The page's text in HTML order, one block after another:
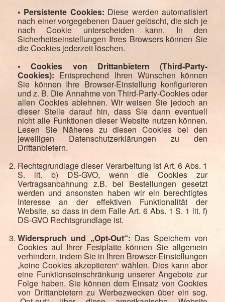
• Persistente Cookies: Diese werden automatisiert
nach einer vorgegebenen Dauer gelöscht, die sich je
nach Cookie unterscheiden kann. In den
Sicherheitseinstellungen Ihres Browsers können Sie
die Cookies jederzeit löschen.
• Cookies von Drittanbietern (Third-Party-
Cookies): Entsprechend Ihren Wünschen können
Sie können Ihre Browser-Einstellung konfigurieren
und z. B. Die Annahme von Third-Party-Cookies oder
allen Cookies ablehnen. Wir weisen Sie jedoch an
dieser Stelle darauf hin, dass Sie dann eventuell
nicht alle Funktionen dieser Website nutzen können.
Lesen Sie Näheres zu diesen Cookies bei den
jeweiligen Datenschutzerklärungen zu den
Drittanbietern.
Rechtsgrundlage dieser Verarbeitung ist Art. 6 Abs. 1
S. lit. b) DS-GVO, wenn die Cookies zur
Vertragsanbahnung z.B. bei Bestellungen gesetzt
werden und ansonsten haben wir ein berechtigtes
Interesse an der effektiven Funktionalität der
Website, so dass in dem Falle Art. 6 Abs. 1 S. 1 lit. f)
DS-GVO Rechtsgrundlage ist.
Widerspruch und „Opt-Out“: Das Speichern von
Cookies auf Ihrer Festplatte können Sie allgemein
verhindern, indem Sie in Ihren Browser-Einstellungen
„keine Cookies akzeptieren“ wählen. Dies kann aber
eine Funktionseinschränkung unserer Angebote zur
Folge haben. Sie können dem Einsatz von Cookies
von Drittanbietern zu Werbezwecken über ein sog.